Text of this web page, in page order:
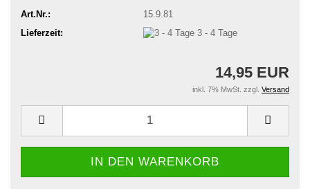
Art.Nr.:
15.9.81
Lieferzeit:
3 - 4 Tage
14,95 EUR
inkl. 7% MwSt. zzgl. Versand